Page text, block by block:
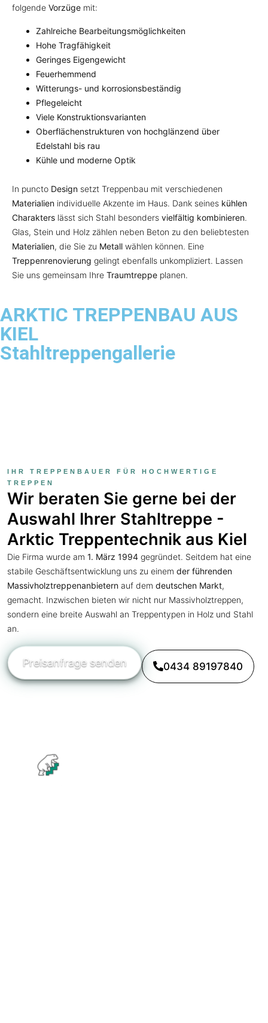
folgende Vorzüge mit:
Zahlreiche Bearbeitungsmöglichkeiten
Hohe Tragfähigkeit
Geringes Eigengewicht
Feuerhemmend
Witterungs- und korrosionsbeständig
Pflegeleicht
Viele Konstruktionsvarianten
Oberflächenstrukturen von hochglänzend über
Edelstahl bis rau
Kühle und moderne Optik
In puncto Design setzt Treppenbau mit verschiedenen
Materialien individuelle Akzente im Haus. Dank seines kühlen
Charakters lässt sich Stahl besonders vielfältig kombinieren.
Glas, Stein und Holz zählen neben Beton zu den beliebtesten
Materialien, die Sie zu Metall wählen können. Eine
Treppenrenovierung gelingt ebenfalls unkompliziert. Lassen
Sie uns gemeinsam Ihre Traumtreppe planen.
ARKTIC TREPPENBAU AUS
KIEL
Stahltreppengallerie
IHR TREPPENBAUER FÜR HOCHWERTIGE
TREPPEN
Wir beraten Sie gerne bei der
Auswahl Ihrer Stahltreppe -
Arktic Treppentechnik aus Kiel
Die Firma wurde am 1. März 1994 gegründet. Seitdem hat eine
stabile Geschäftsentwicklung uns zu einem der führenden
Massivholztreppenanbietern auf dem deutschen Markt,
gemacht. Inzwischen bieten wir nicht nur Massivholztreppen,
sondern eine breite Auswahl an Treppentypen in Holz und Stahl
an.
Preisanfrage senden 0434 89197840